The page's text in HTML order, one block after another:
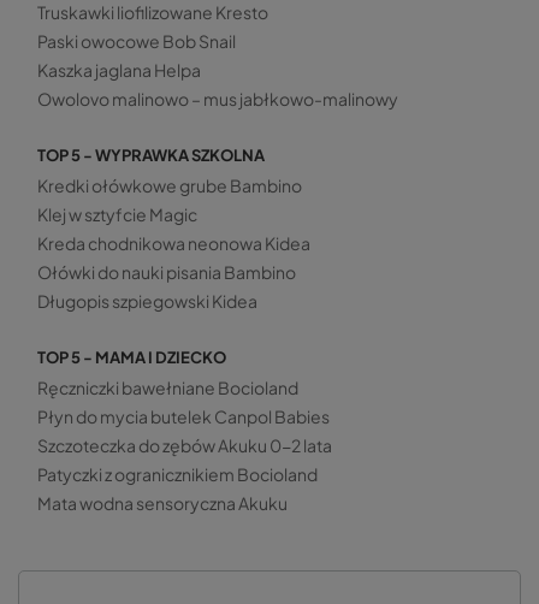
Truskawki liofilizowane Kresto
Paski owocowe Bob Snail
Kaszka jaglana Helpa
Owolovo malinowo – mus jabłkowo-malinowy
TOP 5 - WYPRAWKA SZKOLNA
Kredki ołówkowe grube Bambino
Klej w sztyfcie Magic
Kreda chodnikowa neonowa Kidea
Ołówki do nauki pisania Bambino
Długopis szpiegowski Kidea
TOP 5 - MAMA I DZIECKO
Ręczniczki bawełniane Bocioland
Płyn do mycia butelek Canpol Babies
Szczoteczka do zębów Akuku 0-2 lata
Patyczki z ogranicznikiem Bocioland
Mata wodna sensoryczna Akuku